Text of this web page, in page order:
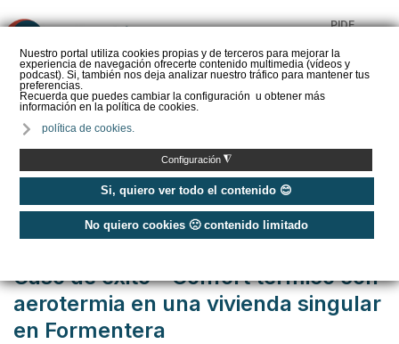
Nuestro portal utiliza cookies propias y de terceros para mejorar la
experiencia de navegación ofrecerte contenido multimedia (vídeos y
podcast). Si, también nos deja analizar nuestro tráfico para mantener tus
preferencias.
Recuerda que puedes cambiar la configuración u obtener más
información en la política de cookies.
política de cookies.
Configuración ◮
Si, quiero ver todo el contenido 😊
No quiero cookies 🙁 contenido limitado
PIDE
CALORYFRIO
Inicio
Caso de éxito - Confort térmico con aerotermia en una vivienda singular en
Publicado: Viernes, 05 Junio 2026 12:00
Caso de éxito - Confort térmico con
aerotermia en una vivienda singular
en Formentera